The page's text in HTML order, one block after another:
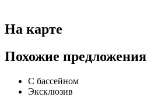
На карте
Похожие предложения
С бассейном
Эксклюзив